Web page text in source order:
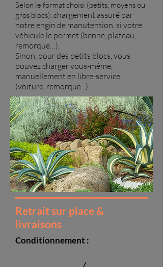
Selon le format choisi (petits, moyens ou
gros blocs), chargement assuré par
notre engin de manutention, si votre
véhicule le permet (benne, plateau,
remorque…).
Sinon, pour des petits blocs, vous
pouvez charger vous-même,
manuellement en libre-service
(voiture, remorque...)
Retrait sur place &
livraisons
Conditionnement :